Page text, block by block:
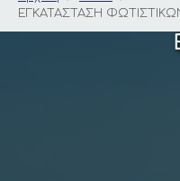
ΕΓΚΑΤΑΣΤΑΣΗ